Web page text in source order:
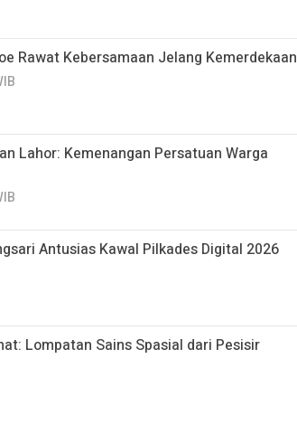
Rawat Kebersamaan Jelang Kemerdekaan
Lahor: Kemenangan Persatuan Warga
Antusias Kawal Pilkades Digital 2026
Lompatan Sains Spasial dari Pesisir